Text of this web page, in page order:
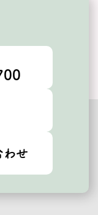
わせ